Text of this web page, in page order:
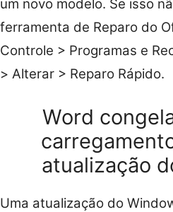
um novo modelo. Se isso
ferramenta de Reparo do
Controle > Programas e
> Alterar > Reparo Rápido.
Word
atualização
Uma atualização do